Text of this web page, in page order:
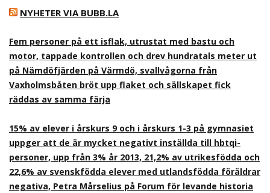
NYHETER VIA BUBB.LA
Fem personer på ett isflak, utrustat med bastu och
motor, tappade kontrollen och drev hundratals meter ut
på Nämdöfjärden på Värmdö, svallvågorna från
Vaxholmsbåten bröt upp flaket och sällskapet fick
räddas av samma färja
15% av elever i årskurs 9 och i årskurs 1-3 på gymnasiet
uppger att de är mycket negativt inställda till hbtqi-
personer, upp från 3% år 2013, 21,2% av utrikesfödda och
22,6% av svenskfödda elever med utlandsfödda föräldrar
negativa, Petra Mårselius på Forum för levande historia